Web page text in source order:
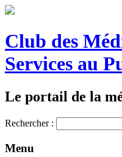
Club des
Services au
Le portail de la
Rechercher :
Menu